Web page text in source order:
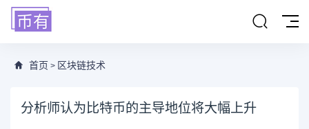
首页 > 区块链技术
分析师认为比特币的主导地位将大幅上升